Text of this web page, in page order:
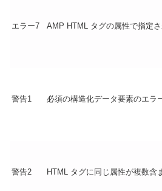
エラー7 AMP HTML タグの属性で指定
警告1 必須の構造化データ要素のエラ
警告2 HTML タグに同じ属性が複数含